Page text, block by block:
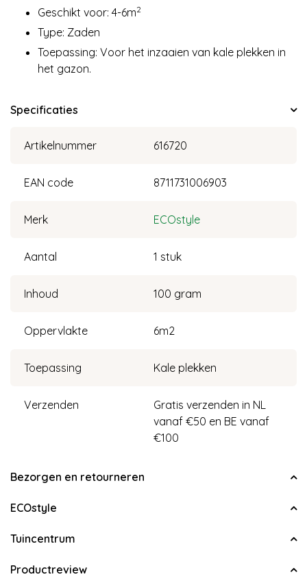
Geschikt voor: 4-6m2
Type: Zaden
Toepassing: Voor het inzaaien van kale plekken in
het gazon.
Specificaties
Artikelnummer 616720
EAN code 8711731006903
Merk ECOstyle
Aantal 1 stuk
Inhoud 100 gram
Oppervlakte 6m2
Toepassing Kale plekken
Verzenden
Gratis verzenden in NL
vanaf €50 en BE vanaf
€100
Bezorgen en retourneren
ECOstyle
Tuincentrum
Productreview